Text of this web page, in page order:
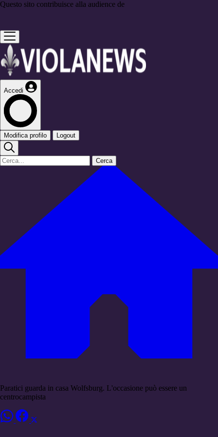
Questo sito contribuisce alla audience de
Accedi
Modifica profilo Logout
Cerca
Paratici guarda in casa Wolfsburg. L'occasione può essere un
centrocampista